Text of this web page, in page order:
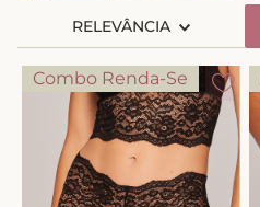
RELEVÂNCIA
Combo Renda-Se
calcinha renda
anatomic
calcinha alta
triangulo